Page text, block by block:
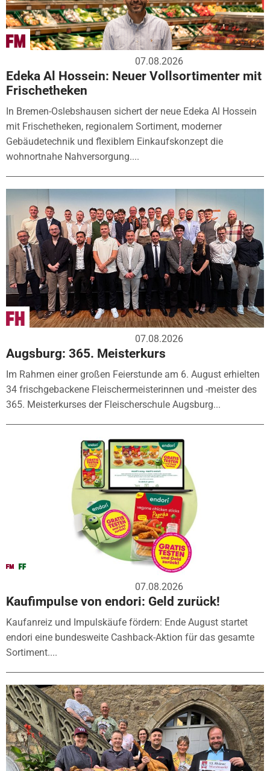
07.08.2026
Edeka Al Hossein: Neuer Vollsortimenter mit
Frischetheken
In Bremen-Oslebshausen sichert der neue Edeka Al Hossein
mit Frischetheken, regionalem Sortiment, moderner
Gebäudetechnik und flexiblem Einkaufskonzept die
wohnortnahe Nahversorgung....
07.08.2026
Augsburg: 365. Meisterkurs
Im Rahmen einer großen Feierstunde am 6. August erhielten
34 frischgebackene Fleischermeisterinnen und -meister des
365. Meisterkurses der Fleischerschule Augsburg...
07.08.2026
Kaufimpulse von endori: Geld zurück!
Kaufanreiz und Impulskäufe fördern: Ende August startet
endori eine bundesweite Cashback-Aktion für das gesamte
Sortiment....